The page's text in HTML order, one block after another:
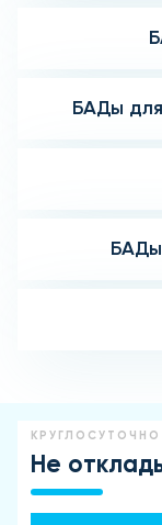
БАДы
КРУГЛОСУТОЧНО
Не